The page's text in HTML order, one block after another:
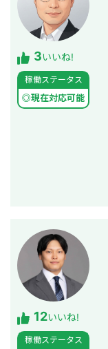
3いいね!
稼働ステータス
◎現在対応可能
12いいね!
稼働ステータス